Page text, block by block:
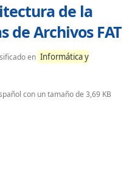
de la
de Archivos FAT
en Informática y
con un tamaño de 3,69 KB